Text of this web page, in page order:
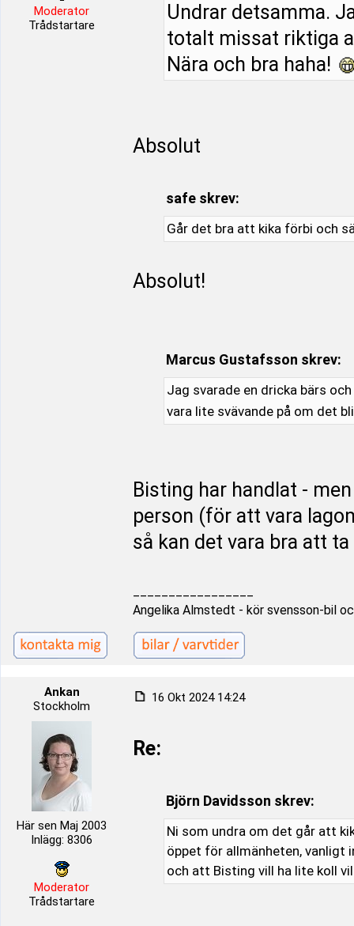
Moderator
Trådstartare
Undrar detsamma.
totalt missat riktiga
Nära och bra haha!
Absolut
safe skrev:
Går det bra att kika förbi och
Absolut!
Marcus Gustafsson skrev:
Jag svarade en dricka bärs
vara lite svävande på om det
Bisting har handlat -
person (för att vara
så kan det vara bra att
Angelika Almstedt - kör svensson-bil
Ankan
Stockholm
Här sen Maj 2003
Inlägg: 8306
Moderator
Trådstartare
16 Okt 2024 14:24
Re:
Björn Davidsson skrev:
Ni som undra om det går att
öppet för allmänheten, vanligt
och att Bisting vill ha lite koll